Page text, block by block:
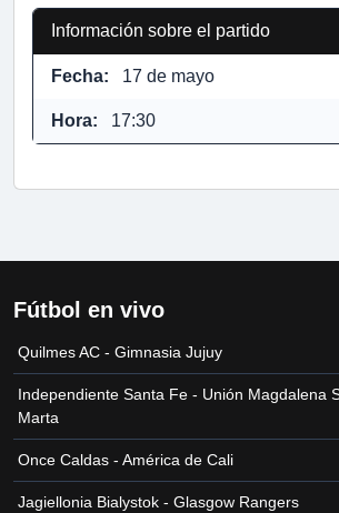
Información sobre el partido
Fecha: 17 de mayo
Hora: 17:30
Fútbol en vivo
Quilmes AC - Gimnasia Jujuy
Independiente Santa Fe - Unión Magdalena
Marta
Once Caldas - América de Cali
Jagiellonia Bialystok - Glasgow Rangers